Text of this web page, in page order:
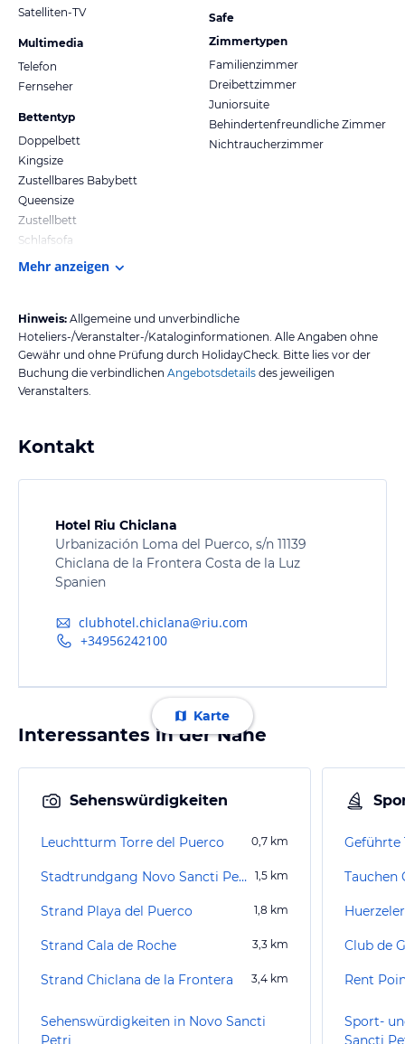
Satelliten-TV
Multimedia
Telefon
Fernseher
Bettentyp
Doppelbett
Kingsize
Zustellbares Babybett
Queensize
Zustellbett
Schlafsofa
Safe
Zimmertypen
Familienzimmer
Dreibettzimmer
Juniorsuite
Behindertenfreundliche Zimmer
Nichtraucherzimmer
Mehr anzeigen
Hinweis: Allgemeine und unverbindliche
Hoteliers-/Veranstalter-/Kataloginformationen. Alle Angaben ohne
Gewähr und ohne Prüfung durch HolidayCheck. Bitte lies vor der
Buchung die verbindlichen Angebotsdetails des jeweiligen
Veranstalters.
Kontakt
Hotel Riu Chiclana
Urbanización Loma del Puerco, s/n 11139
Chiclana de la Frontera Costa de la Luz
Spanien
clubhotel.chiclana@riu.com
+34956242100
Karte
Interessantes in der Nähe
Sehenswürdigkeiten
Leuchtturm Torre del Puerco 0,7 km
Stadtrundgang Novo Sancti Petri 1,5 km
Strand Playa del Puerco 1,8 km
Strand Cala de Roche 3,3 km
Strand Chiclana de la Frontera 3,4 km
Sehenswürdigkeiten in Novo Sancti
Petri
Geführte
Club de
Rent
Sport-
Sancti